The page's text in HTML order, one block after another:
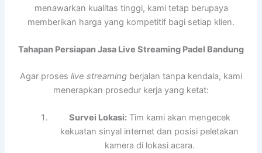
menawarkan kualitas tinggi, kami tetap berupaya
memberikan harga yang kompetitif bagi setiap klien.
Tahapan Persiapan Jasa Live Streaming Padel Bandung
Agar proses live streaming berjalan tanpa kendala, kami
menerapkan prosedur kerja yang ketat:
Survei Lokasi:Tim kami akan mengecek
kekuatan sinyal internet dan posisi peletakan
kamera di lokasi acara.